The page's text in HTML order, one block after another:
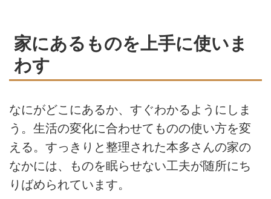
家にあるものを上手に使いま
わす
なにがどこにあるか、すぐわかるようにしま
う。生活の変化に合わせてものの使い方を変
える。すっきりと整理された本多さんの家の
なかには、ものを眠らせない工夫が随所にち
りばめられています。